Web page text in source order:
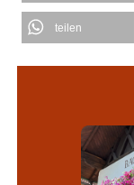
teilen